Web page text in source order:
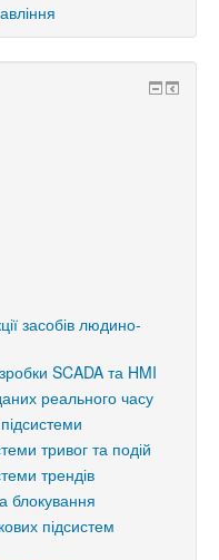
засобів людино-
SCADA та HMI
реального часу
тривог та подій
трендів
блокування
підсистем